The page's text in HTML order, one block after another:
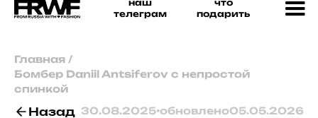
наш
телеграм
что
подарить
Главная /
Бомбер Daniil Antsiferov с непростой
спинкой
Назад 30.08.2025•обновлено05.05.2026